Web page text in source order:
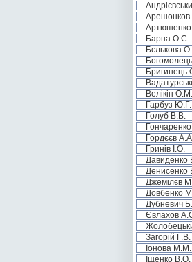
Артюшенко
Барна О.С.
Бєлькова
Бригинець
Велікін О.М.
Гарбуз Ю.Г.
Голуб В.В.
Гордєєв
Гринів І.О.
Давиденко
Денисенко
Джемілєв
Довбенко
Дубневич
Євлахов
Загорій Г.В.
Іонова М.М.
Іщенко В.О.